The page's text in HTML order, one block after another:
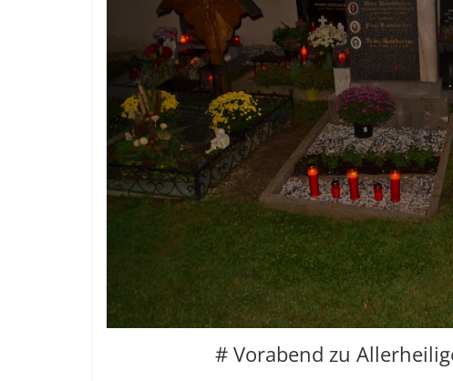
# Vorabend zu